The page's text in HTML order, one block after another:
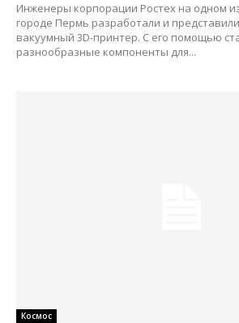
Инженеры корпорации Ростех на одном
городе Пермь разработали и
вакуумный 3D-принтер. С его помощью
разнообразные компоненты для...
Космос